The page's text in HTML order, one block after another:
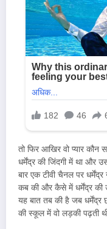
तो फिर आखिर वो प्यार कौन
धर्मेंद्र की जिंदगी में था और
बार एक टीवी चैनल पर
कब की और कैसे में धर्मेंद्र की
यह बात तब की है जब धर्मेंद्र
की स्कूल में वो लड़की पढ़ती